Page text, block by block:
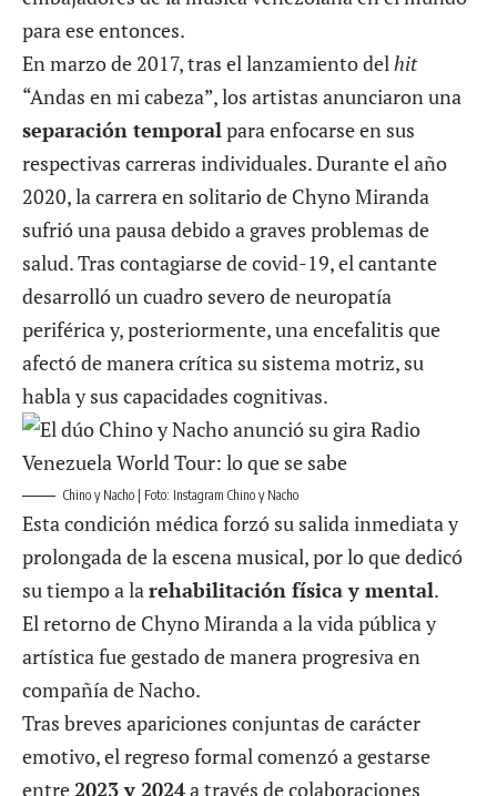
para ese entonces.
En marzo de 2017, tras el lanzamiento del hit
“Andas en mi cabeza”, los artistas anunciaron una
separación temporal para enfocarse en sus
respectivas carreras individuales. Durante el año
2020, la carrera en solitario de Chyno Miranda
sufrió una pausa debido a graves problemas de
salud. Tras contagiarse de covid-19, el cantante
desarrolló un cuadro severo de neuropatía
periférica y, posteriormente, una encefalitis que
afectó de manera crítica su sistema motriz, su
habla y sus capacidades cognitivas.
Chino y Nacho | Foto: Instagram Chino y Nacho
Esta condición médica forzó su salida inmediata y
prolongada de la escena musical, por lo que dedicó
su tiempo a la rehabilitación física y mental.
El retorno de Chyno Miranda a la vida pública y
artística fue gestado de manera progresiva en
compañía de Nacho.
Tras breves apariciones conjuntas de carácter
emotivo, el regreso formal comenzó a gestarse
entre 2023 y 2024a través de colaboraciones